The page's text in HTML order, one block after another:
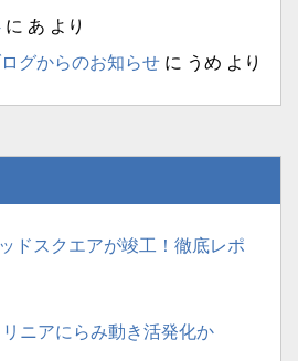
に あ より
グからのお知らせ に うめ より
ドスクエアが竣工！徹底レポ
ニアにらみ動き活発化か